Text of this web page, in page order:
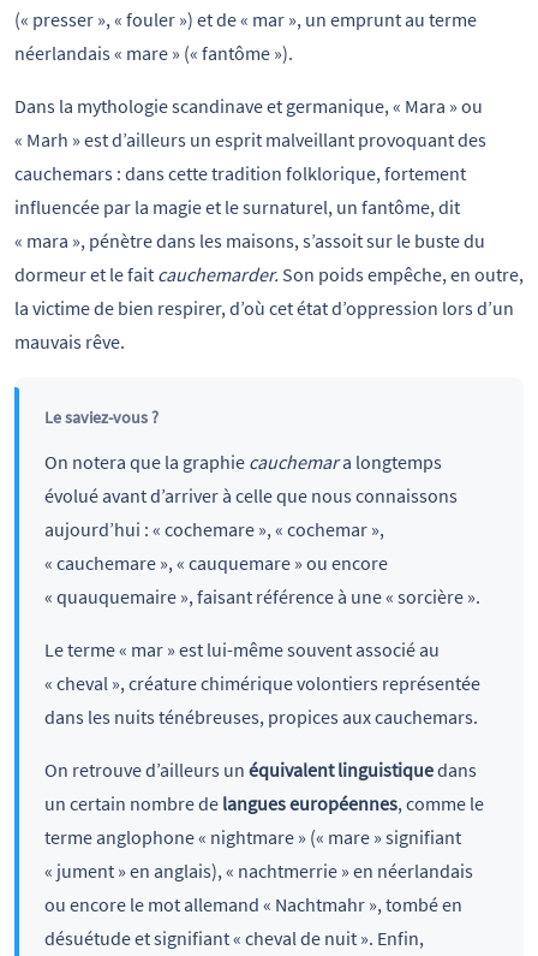
(« presser », « fouler ») et de « mar », un emprunt au terme
néerlandais « mare » (« fantôme »).
Dans la mythologie scandinave et germanique, « Mara » ou
« Marh » est d’ailleurs un esprit malveillant provoquant des
cauchemars : dans cette tradition folklorique, fortement
influencée par la magie et le surnaturel, un fantôme, dit
« mara », pénètre dans les maisons, s’assoit sur le buste du
dormeur et le fait cauchemarder. Son poids empêche, en outre,
la victime de bien respirer, d’où cet état d’oppression lors d’un
mauvais rêve.
Le saviez-vous ?
On notera que la graphie cauchemara longtemps
évolué avant d’arriver à celle que nous connaissons
aujourd’hui : « cochemare », « cochemar »,
« cauchemare », « cauquemare » ou encore
« quauquemaire », faisant référence à une « sorcière ».
Le terme « mar » est lui-même souvent associé au
« cheval », créature chimérique volontiers représentée
dans les nuits ténébreuses, propices aux cauchemars.
On retrouve d’ailleurs un équivalent linguistiquedans
un certain nombre de langues européennes, comme le
terme anglophone « nightmare » (« mare » signifiant
« jument » en anglais), « nachtmerrie » en néerlandais
ou encore le mot allemand « Nachtmahr », tombé en
désuétude et signifiant « cheval de nuit ». Enfin,